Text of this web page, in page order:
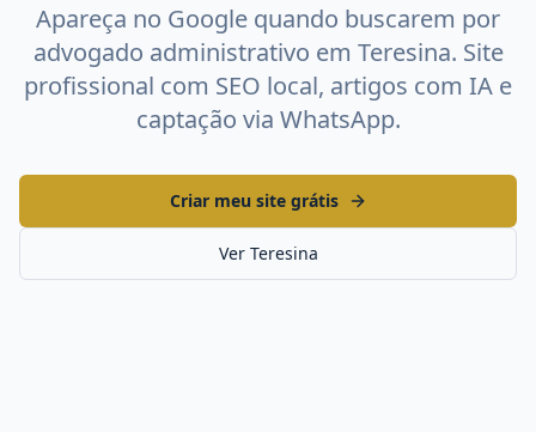
Apareça no Google quando buscarem por
advogado administrativo em Teresina. Site
profissional com SEO local, artigos com IA e
captação via WhatsApp.
Criar meu site grátis
Ver Teresina